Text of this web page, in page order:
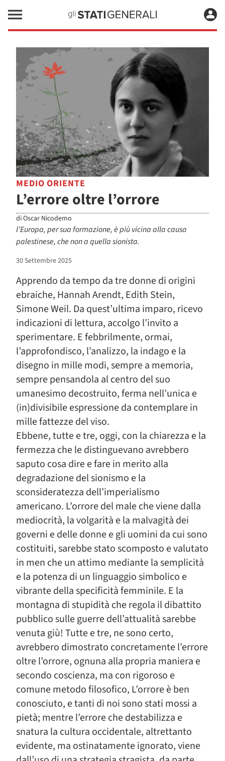
MEDIO ORIENTE
L’errore oltre l’orrore
diOscar Nicodemo
l’Europa, per sua formazione, è più vicina alla causa
palestinese, che non a quella sionista.
30 Settembre 2025
Apprendo da tempo da tre donne di origini
ebraiche, Hannah Arendt, Edith Stein,
Simone Weil. Da quest’ultima imparo, ricevo
indicazioni di lettura, accolgo l’invito a
sperimentare. E febbrilmente, ormai,
l’approfondisco, l’analizzo, la indago e la
disegno in mille modi, sempre a memoria,
sempre pensandola al centro del suo
umanesimo decostruito, ferma nell’unica e
(in)divisibile espressione da contemplare in
mille fattezze del viso.
Ebbene, tutte e tre, oggi, con la chiarezza e la
fermezza che le distinguevano avrebbero
saputo cosa dire e fare in merito alla
degradazione del sionismo e la
sconsideratezza dell’imperialismo
americano. L’orrore del male che viene dalla
mediocrità, la volgarità e la malvagità dei
governi e delle donne e gli uomini da cui sono
costituiti, sarebbe stato scomposto e valutato
in men che un attimo mediante la semplicità
e la potenza di un linguaggio simbolico e
vibrante della specificità femminile. E la
montagna di stupidità che regola il dibattito
pubblico sulle guerre dell’attualità sarebbe
venuta giù! Tutte e tre, ne sono certo,
avrebbero dimostrato concretamente l’errore
oltre l’orrore, ognuna alla propria maniera e
secondo coscienza, ma con rigoroso e
comune metodo filosofico, L’orrore è ben
conosciuto, e tanti di noi sono stati mossi a
pietà; mentre l’errore che destabilizza e
snatura la cultura occidentale, altrettanto
evidente, ma ostinatamente ignorato, viene